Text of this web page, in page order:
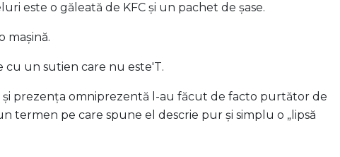
este o găleată de KFC și un pachet de șase.
mașină.
un sutien care nu este'T.
prezența omniprezentă l-au făcut de facto purtător de
termen pe care spune el descrie pur și simplu o „lipsă